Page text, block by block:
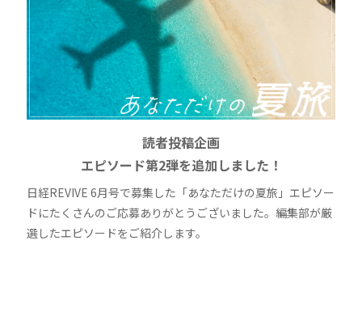
読者投稿企画
エピソード第2弾を追加しました！
日経REVIVE 6月号で募集した「あなただけの夏旅」エピソー
ドにたくさんのご応募ありがとうございました。編集部が厳
選したエピソードをご紹介します。